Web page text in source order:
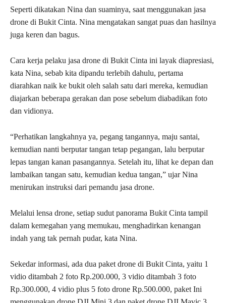
Seperti dikatakan Nina dan suaminya, saat menggunakan jasa
drone di Bukit Cinta. Nina mengatakan sangat puas dan hasilnya
juga keren dan bagus.
Cara kerja pelaku jasa drone di Bukit Cinta ini layak diapresiasi,
kata Nina, sebab kita dipandu terlebih dahulu, pertama
diarahkan naik ke bukit oleh salah satu dari mereka, kemudian
diajarkan beberapa gerakan dan pose sebelum diabadikan foto
dan vidionya.
“Perhatikan langkahnya ya, pegang tangannya, maju santai,
kemudian nanti berputar tangan tetap pegangan, lalu berputar
lepas tangan kanan pasangannya. Setelah itu, lihat ke depan dan
lambaikan tangan satu, kemudian kedua tangan,” ujar Nina
menirukan instruksi dari pemandu jasa drone.
Melalui lensa drone, setiap sudut panorama Bukit Cinta tampil
dalam kemegahan yang memukau, menghadirkan kenangan
indah yang tak pernah pudar, kata Nina.
Sekedar informasi, ada dua paket drone di Bukit Cinta, yaitu 1
vidio ditambah 2 foto Rp.200.000, 3 vidio ditambah 3 foto
Rp.300.000, 4 vidio plus 5 foto drone Rp.500.000, paket Ini